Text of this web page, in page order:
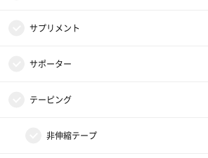
マウスガード
キックティー
その他小物・アクセサリー
バッグ
インナーシャツ
インナーパンツ・タイツ
レディスインナー
サプリメント
アミノ酸
ビタミン・ミネラル
ドリンク
サポーター
ひじ・手首・指用サポーター
大腿・ふくらはぎ用サポーター
テーピング
非伸縮テープ